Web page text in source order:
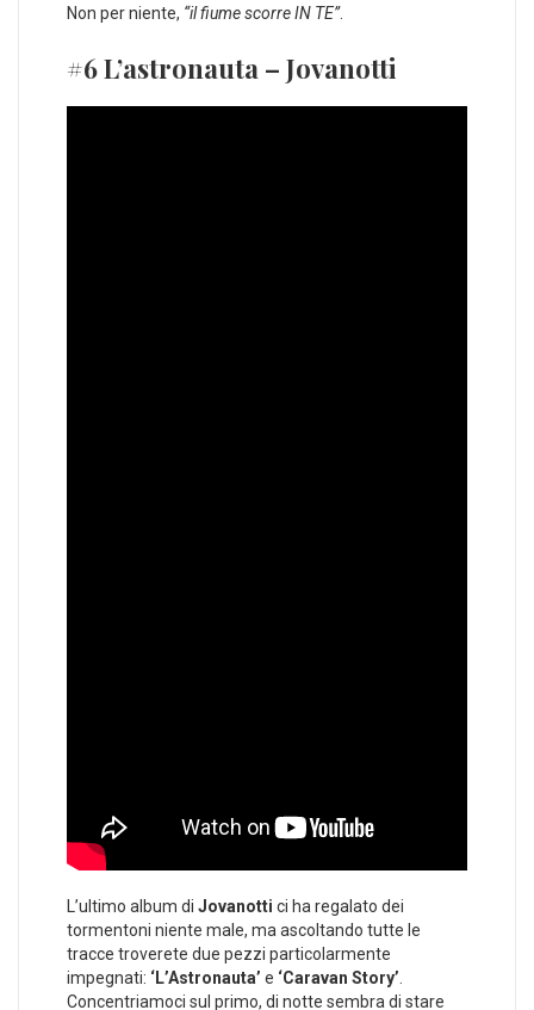
Non per niente, “il fiume scorre IN TE”.
#6 L’astronauta – Jovanotti
L’ultimo album di Jovanotti ci ha regalato dei
tormentoni niente male, ma ascoltando tutte le
tracce troverete due pezzi particolarmente
impegnati: ‘L’Astronauta’ e ‘Caravan Story’
Concentriamoci sul primo, di notte sembra di stare